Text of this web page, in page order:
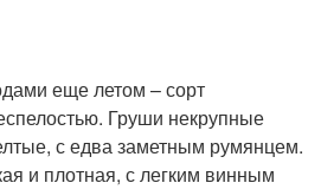
еще летом – сорт
Груши некрупные
с едва заметным румянцем.
и плотная, с легким винным